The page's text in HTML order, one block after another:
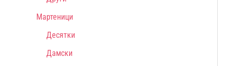
Мартеници
Десятки
Дамски